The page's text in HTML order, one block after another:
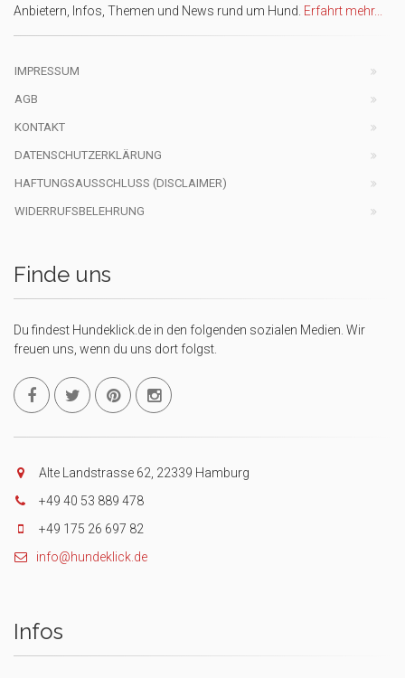
Anbietern, Infos, Themen und News rund um Hund. Erfahrt mehr...
IMPRESSUM
AGB
KONTAKT
DATENSCHUTZERKLÄRUNG
HAFTUNGSAUSSCHLUSS (DISCLAIMER)
WIDERRUFSBELEHRUNG
Finde uns
Du findest Hundeklick.de in den folgenden sozialen Medien. Wir
freuen uns, wenn du uns dort folgst.
Alte Landstrasse 62, 22339 Hamburg
+49 40 53 889 478
+49 175 26 697 82
info@hundeklick.de
Infos